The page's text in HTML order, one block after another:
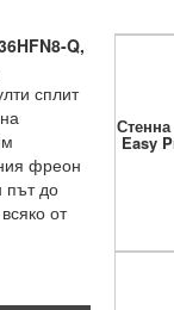
Q,
сплит
фреон
път до
от
Easy